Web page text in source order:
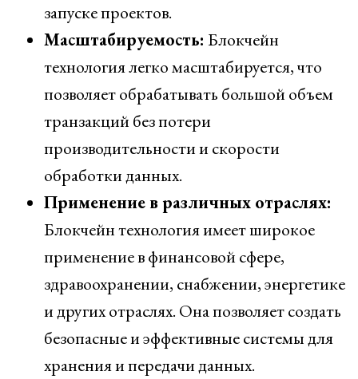
запуске проектов.
Масштабируемость: Блокчейн
технология легко масштабируется, что
позволяет обрабатывать большой объем
транзакций без потери
производительности и скорости
обработки данных.
Применение в различных отраслях:
Блокчейн технология имеет широкое
применение в финансовой сфере,
здравоохранении, снабжении, энергетике
и других отраслях. Она позволяет создать
безопасные и эффективные системы для
хранения и передачи данных.